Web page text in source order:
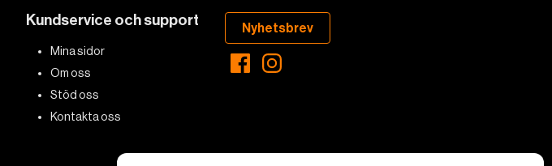
Kundservice och support
Mina sidor
Om oss
Stöd oss
Kontakta oss
Nyhetsbrev